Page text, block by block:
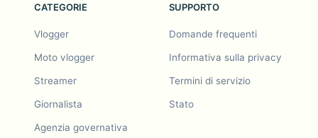
CATEGORIE
Vlogger
Moto vlogger
Streamer
Giornalista
Agenzia governativa
SUPPORTO
Domande frequenti
Informativa sulla privacy
Termini di servizio
Stato